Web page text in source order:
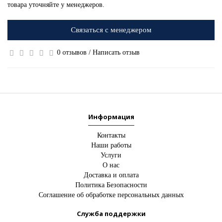
товара уточняйте у менеджеров.
Связаться с менеджером
0 отзывов / Написать отзыв
Информация
Контакты
Наши работы
Услуги
О нас
Доставка и оплата
Политика Безопасности
Соглашение об обработке персональных данных
Служба поддержки